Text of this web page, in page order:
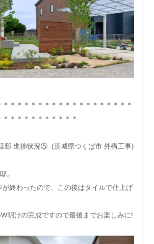
＊＊＊＊＊＊＊＊＊＊＊＊＊＊＊＊＊＊＊
＊＊＊＊＊＊＊＊＊＊＊
進捗状況⑤ (茨城県つくば市 外構工事)
。
が終わったので、この後はタイルで仕上げ
明けの完成ですので最後までお楽しみに!